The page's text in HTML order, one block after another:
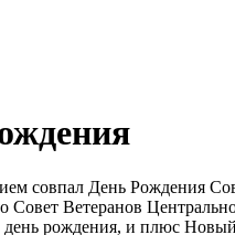
совпал День Рождения
Ветеранов
рождения, и плюс